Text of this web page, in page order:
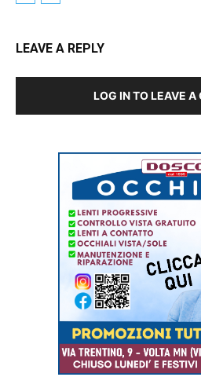
LEAVE A REPLY
LOG IN TO LEAVE